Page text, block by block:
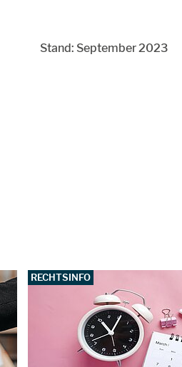
Stand: September 2023
RECHTSINFO